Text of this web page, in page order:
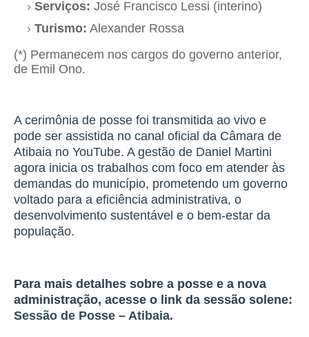
Serviços: José Francisco Lessi (interino)
Turismo: Alexander Rossa
(*) Permanecem nos cargos do governo anterior,
de Emil Ono.
A cerimônia de posse foi transmitida ao vivo e
pode ser assistida no canal oficial da Câmara de
Atibaia no YouTube. A gestão de Daniel Martini
agora inicia os trabalhos com foco em atender às
demandas do município, prometendo um governo
voltado para a eficiência administrativa, o
desenvolvimento sustentável e o bem-estar da
população.
Para mais detalhes sobre a posse e a nova
administração, acesse o link da sessão solene:
Sessão de Posse – Atibaia.